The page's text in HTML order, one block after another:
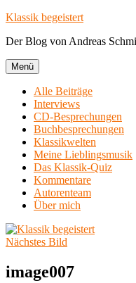
Zum
springen
Klassik begeistert
Der Blog von Andreas
Menü
Alle Beiträge
Interviews
CD-Besprechungen
Buchbesprechungen
Klassikwelten
Meine Lieblingsmusik
Das Klassik-Quiz
Kommentare
Autorenteam
Über mich
Nächstes Bild
image007